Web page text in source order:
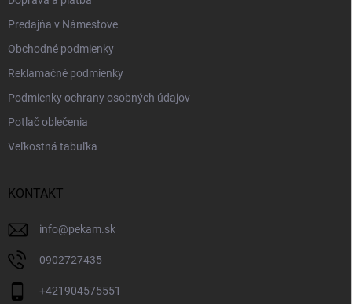
Predajňa v Námestove
Obchodné podmienky
Reklamačné podmienky
Podmienky ochrany osobných údajov
Potlač oblečenia
Veľkostná tabuľka
KONTAKT
info@pekam.sk
0902727435
+421904575551